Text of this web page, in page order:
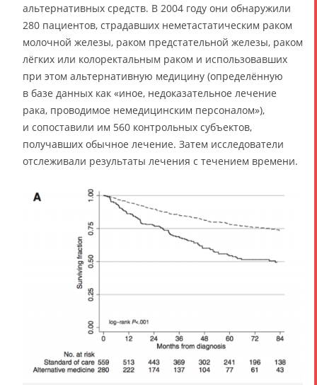
альтернативных средств. В 2004 году они обнаружили
280 пациентов, страдавших неметастатическим раком
молочной железы, раком предстательной железы, раком
лёгких или колоректальным раком и использовавших
при этом альтернативную медицину (определённую
в базе данных как «иное, недоказательное лечение
рака, проводимое немедицинским персоналом»),
и сопоставили им 560 контрольных субъектов,
получавших обычное лечение. Затем исследователи
отслеживали результаты лечения с течением времени.